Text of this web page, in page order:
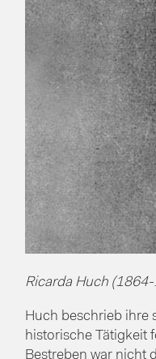
Ricarda Huch
Huch beschrieb ihre
historische Tätigkeit
Bestreben war nicht